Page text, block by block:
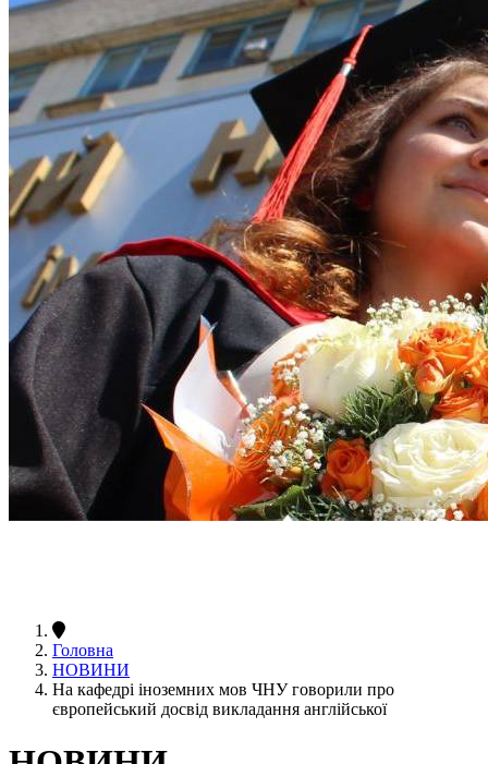
Головна
НОВИНИ
На кафедрі іноземних мов ЧНУ говорили про
європейський досвід викладання англійської